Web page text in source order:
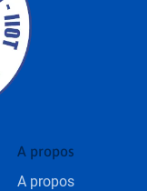
A propos
A propos